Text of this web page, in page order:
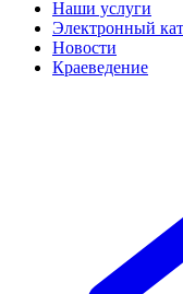
Наши услуги
Электронный
Новости
Краеведение